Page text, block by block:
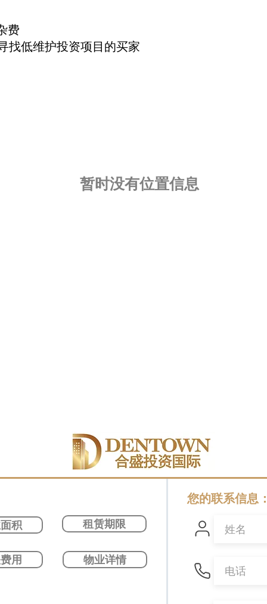
费
找低维护投资项目的买家
​暂时没有位置信息
您的联系信息
积 租赁期限
用 物业详情